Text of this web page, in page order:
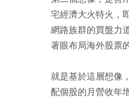
宅經濟大火特火，
網路族群的買盤力
著眼布局海外股票
就是基於這層想像
配個股的月營收年